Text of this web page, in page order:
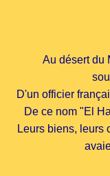
Au désert du
D'un officier
De ce nom "El
Leurs biens,